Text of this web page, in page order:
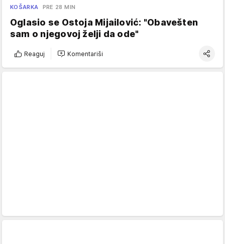
KOŠARKA PRE 28 MIN
Oglasio se Ostoja Mijailović: "Obavešten
sam o njegovoj želji da ode"
Reaguj Komentariši